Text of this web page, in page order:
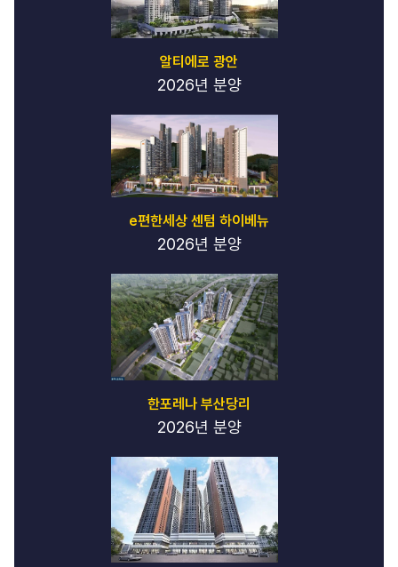
알티에로 광안
2026년 분양
e편한세상 센텀 하이베뉴
2026년 분양
한포레나 부산당리
2026년 분양